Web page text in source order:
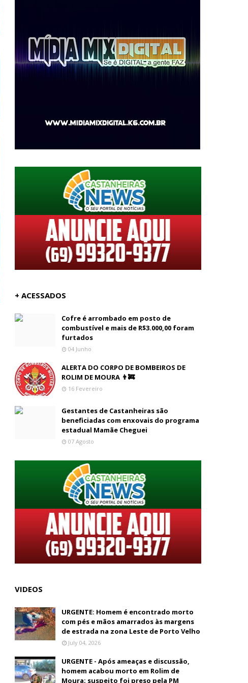
+ ACESSADOS
Cofre é arrombado em posto de
combustível e mais de R$3.000,00 foram
furtados
04 Junho
ALERTA DO CORPO DE BOMBEIROS DE
ROLIM DE MOURA 👨‍🚒
16 Fevereiro
Gestantes de Castanheiras são
beneficiadas com enxovais do programa
estadual Mamãe Cheguei
07 Agosto
VIDEOS
URGENTE: Homem é encontrado morto
com pés e mãos amarrados às margens
de estrada na zona Leste de Porto Velho
July 04, 2026
URGENTE - Após ameaças e discussão,
homem acabou morto em Rolim de
Moura; suspeito foi preso pela PM